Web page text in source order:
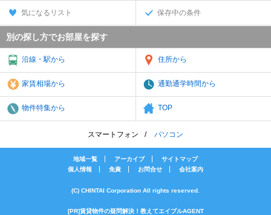
気になるリスト 保存中の条件
別の探し方でお部屋を探す
沿線・駅から 住所から
家賃相場から 通勤通学時間から
物件特集から TOP
スマートフォン パソコン
地域一覧 アーカイブ
サイトマップ
個人情報
免責 お問合せ 会社案内
(C) CHINTAI Corporation All rights reserved.
[PR]賃貸物件の疑問解決！教えてエイブルAGENT